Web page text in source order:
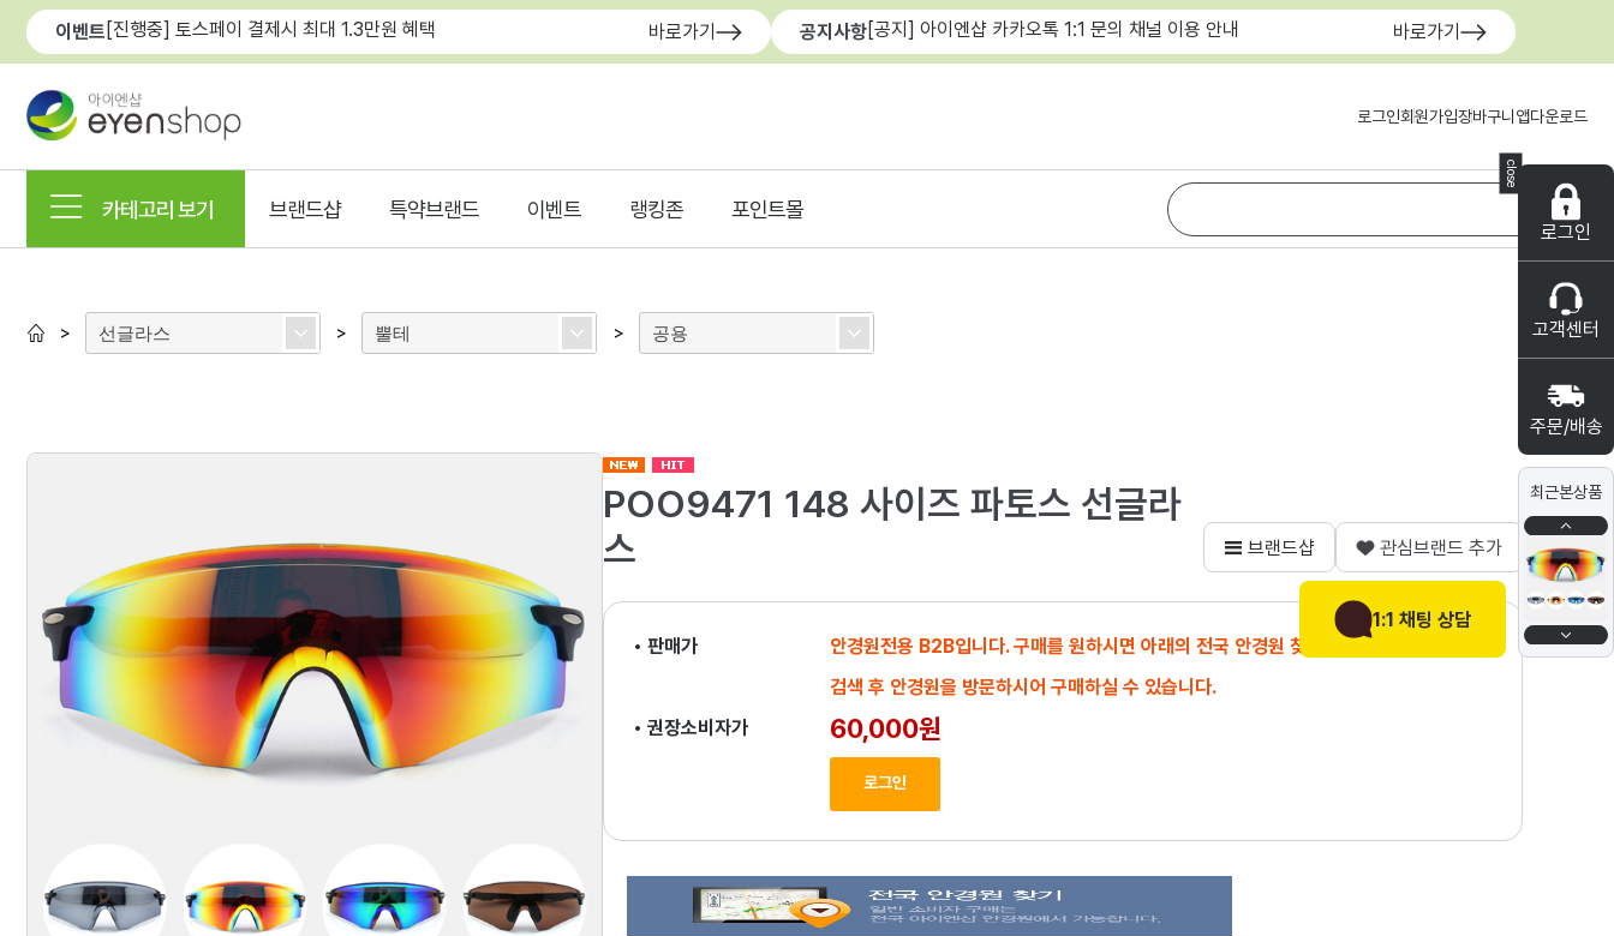
close
로그인
고객센터
주문/배송
최근본상품
1:1 채팅 상담
이벤트 [진행중] 토스페이 결제시 최대 1.3만원 혜택 바로가기 공지사항[공지] 아이엔샵 카카오톡 1:1 문의 채널 이용 안내 바로가기
로그인회원가입장바구니 앱다운로드
카테고리 보기 브랜드샵 특약브랜드 이벤트 랭킹존 포인트몰
> 선글라스 > 뿔테 > 공용
POO9471 148 사이즈 파토스 선글라
스
브랜드샵 관심브랜드 추가
• 판매가
안경원전용 B2B입니다. 구매를 원하시면 아래의 전국 안경원 찾기에서
검색 후 안경원을 방문하시어 구매하실 수 있습니다.
• 권장소비자가
60,000원
로그인